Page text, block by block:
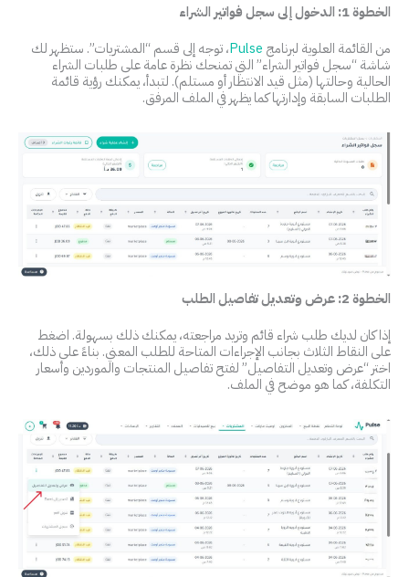
الخطوة 1: الدخول إلى سجل فواتير الشراء
من القائمة العلوية لبرنامج Pulse، توجه إلى قسم “المشتريات”. ستظهر لك
شاشة “سجل فواتير الشراء” التي تمنحك نظرة عامة على طلبات الشراء
الحالية وحالتها (مثل قيد الانتظار أو مستلم). لتبدأ، يمكنك رؤية قائمة
الطلبات السابقة وإدارتها كما يظهر في الملف المرفق.
الخطوة 2: عرض وتعديل تفاصيل الطلب
إذا كان لديك طلب شراء قائم وتريد مراجعته، يمكنك ذلك بسهولة. اضغط
على النقاط الثلاث بجانب الإجراءات المتاحة للطلب المعني. بناءً على ذلك،
اختر “عرض وتعديل التفاصيل” لفتح تفاصيل المنتجات والموردين وأسعار
التكلفة، كما هو موضح في الملف.